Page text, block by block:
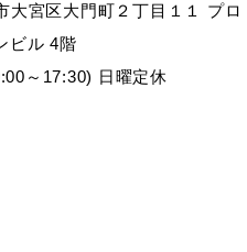
宮区大門町２丁目１１ プロ
ビル 4階
～17:30) 日曜定休